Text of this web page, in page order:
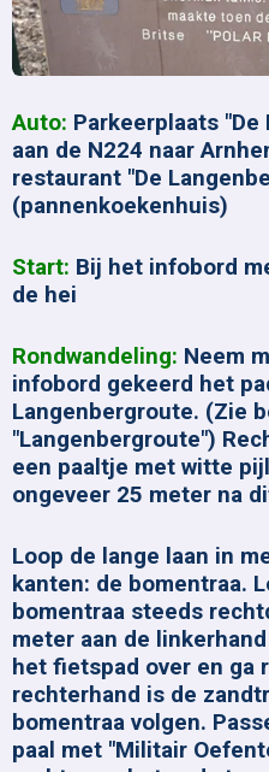
Auto: Parkeerplaats
aan de N224 naar
restaurant "De
(pannenkoekenhuis)
Start: Bij het infobord
de hei
Rondwandeling: Neem
infobord gekeerd het
Langenbergroute. (Zie
"Langenbergroute")
een paaltje met witte
ongeveer 25 meter na
Loop de lange laan in
kanten: de bomentraa.
bomentraa steeds
meter aan de
het fietspad over en ga
rechterhand is de
bomentraa volgen.
paal met "Militair